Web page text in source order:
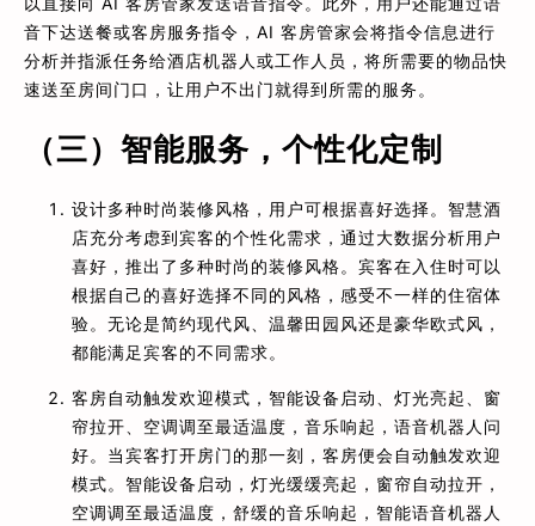
音下达送餐或客房服务指令，AI 客房管家会将指令信息进行
分析并指派任务给酒店机器人或工作人员，将所需要的物品快
速送至房间门口，让用户不出门就得到所需的服务。
（三）智能服务，个性化定制
设计多种时尚装修风格，用户可根据喜好选择。智慧酒
店充分考虑到宾客的个性化需求，通过大数据分析用户
喜好，推出了多种时尚的装修风格。宾客在入住时可以
根据自己的喜好选择不同的风格，感受不一样的住宿体
验。无论是简约现代风、温馨田园风还是豪华欧式风，
都能满足宾客的不同需求。
客房自动触发欢迎模式，智能设备启动、灯光亮起、窗
帘拉开、空调调至最适温度，音乐响起，语音机器人问
好。当宾客打开房门的那一刻，客房便会自动触发欢迎
模式。智能设备启动，灯光缓缓亮起，窗帘自动拉开，
空调调至最适温度，舒缓的音乐响起，智能语音机器人